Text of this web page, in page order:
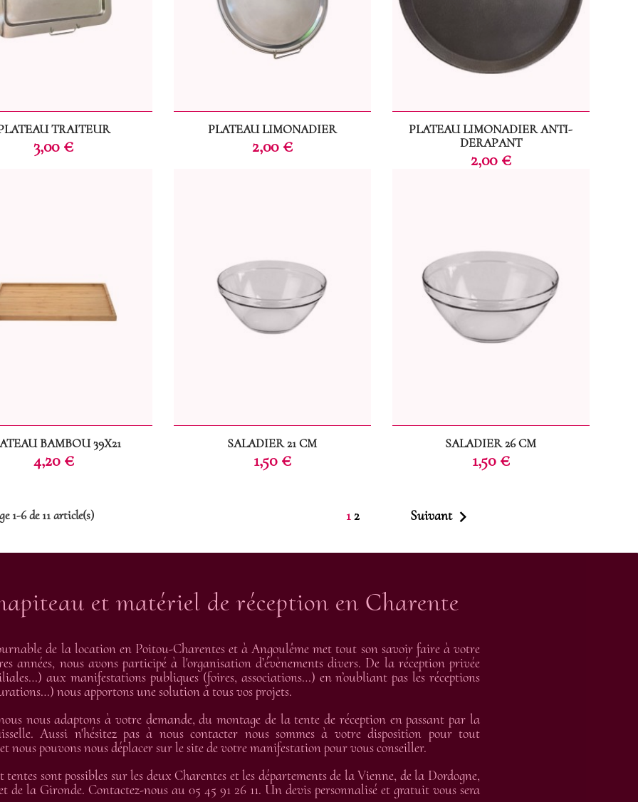
TRAITEUR
Prix
3,00 €
PLATEAU LIMONADIER
Prix
2,00 €
PLATEAU LIMONADIER ANTI-
DERAPANT
Prix
2,00 €
BAMBOU 39X21
Prix
4,20 €
SALADIER 21 CM
Prix
1,50 €
SALADIER 26 CM
Prix
1,50 €
1-6 de 11 article(s) 12 Suivant
et matériel de réception en Charente
de la location en Poitou-Charentes et à Angoulême met tout son savoir faire à votre
années, nous avons participé à l'organisation d’évènements divers. De la réception privée
aux manifestations publiques (foires, associations…) en n’oubliant pas les réceptions
nous apportons une solution à tous vos projets.
nous adaptons à votre demande, du montage de la tente de réception en passant par la
Aussi n'hésitez pas à nous contacter nous sommes à votre disposition pour tout
nous pouvons nous déplacer sur le site de votre manifestation pour vous conseiller.
sont possibles sur les deux Charentes et les départements de la Vienne, de la Dordogne,
de la Gironde. Contactez-nous au 05 45 91 26 11. Un devis personnalisé et gratuit vous sera